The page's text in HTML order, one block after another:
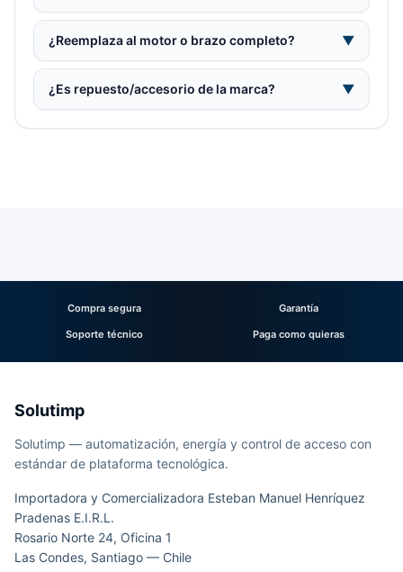
¿Reemplaza al motor o brazo completo? ▼
¿Es repuesto/accesorio de la marca? ▼
Compra segura Garantía
Soporte técnico Paga como quieras
Solutimp
Solutimp — automatización, energía y control de acceso con
estándar de plataforma tecnológica.
Importadora y Comercializadora Esteban Manuel Henríquez
Pradenas E.I.R.L.
Rosario Norte 24, Oficina 1
Las Condes, Santiago — Chile